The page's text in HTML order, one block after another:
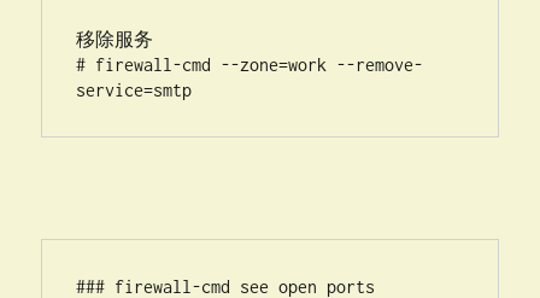
移除服务
# firewall-cmd --zone=work --remove-
### firewall-cmd see open ports